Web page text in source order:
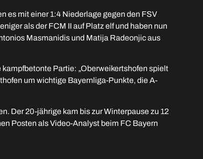
es mit einer 1:4 Niederlage gegen den FSV
als der FCM II auf Platz elf und haben nun
Masmanidis und Matija Radeonjic aus
Partie: „Oberweikertshofen spielt
um wichtige Bayernliga-Punkte, die A-
Der 20-jährige kam bis zur Winterpause zu 12
Posten als Video-Analyst beim FC Bayern